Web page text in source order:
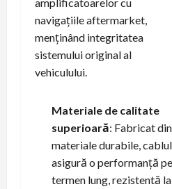
navigațiile aftermarket,
menținând integritatea
sistemului original al
vehiculului.
Materiale de calitate
superioară: Fabricat din
materiale durabile, cablul
asigură o performanță pe
termen lung, rezistentă la